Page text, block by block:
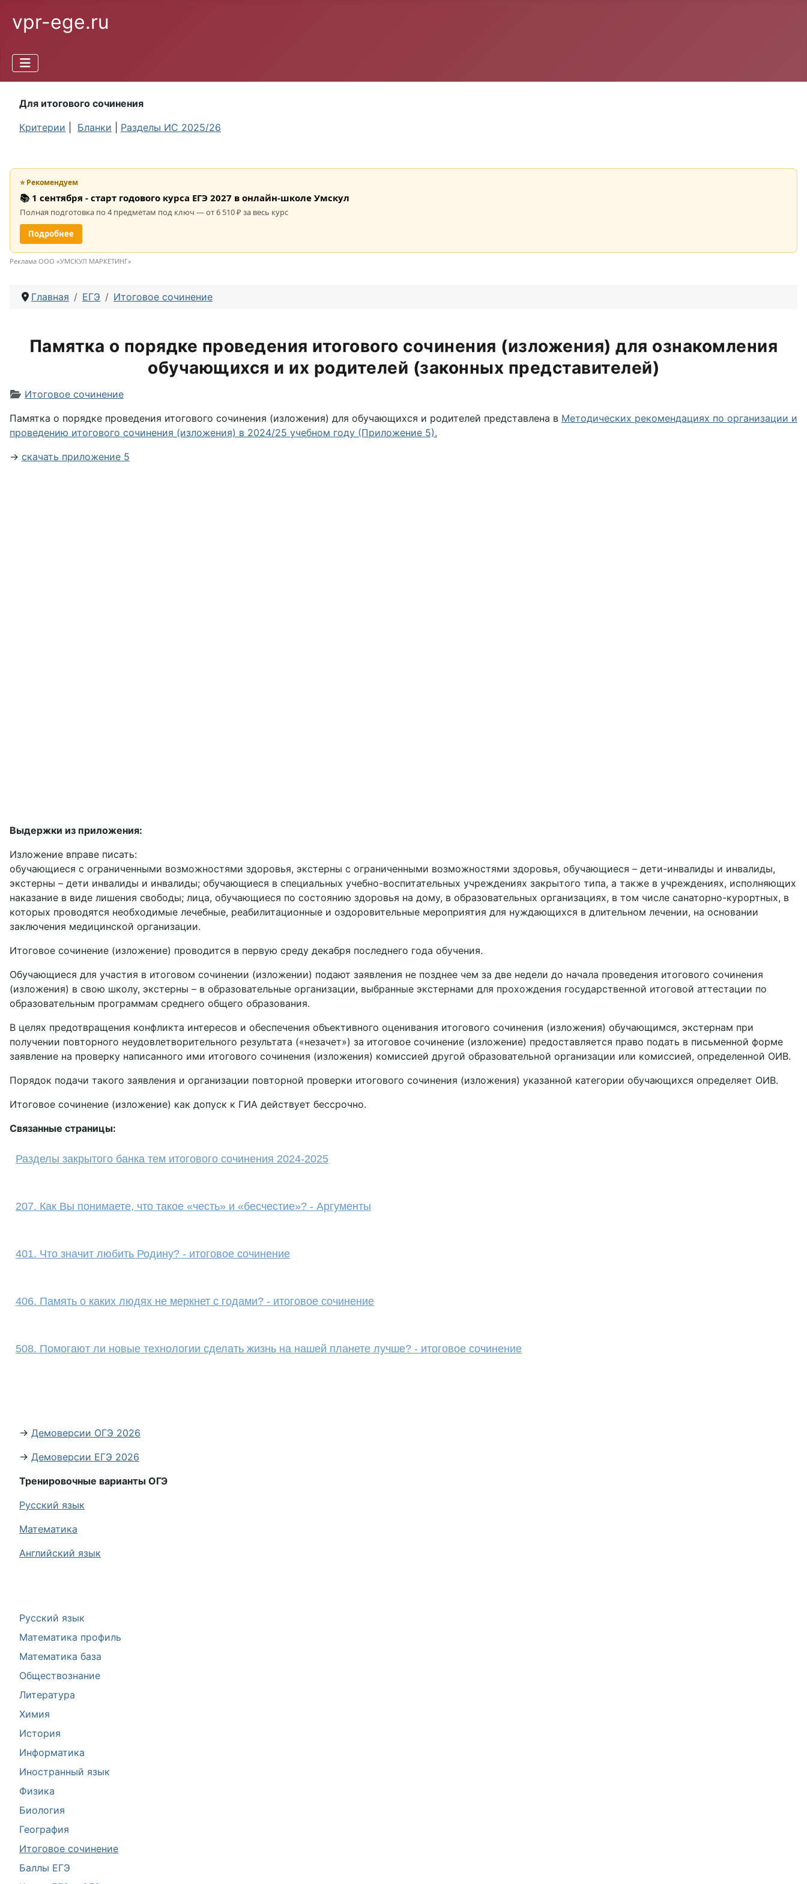
vpr-ege.ru
Для итогового сочинения
Критерии
Бланки Разделы ИС 2025/26
Русский язык
Математика профиль
Математика база
Обществознание
Литература
Химия
История
Информатика
Иностранный язык
Физика
Биология
География
Итоговое сочинение
Баллы ЕГЭ
⭐ Рекомендуем
📚 1 сентября - старт годового курса ЕГЭ 2027 в онлайн-школе Умскул
Полная подготовка по 4 предметам под ключ — от 6 510 ₽ за весь курс
Подробнее
Реклама ООО «УМСКУЛ МАРКЕТИНГ»
Главная ЕГЭ Итоговое сочинение
Памятка о порядке проведения итогового сочинения (изложения) для ознакомления
обучающихся и их родителей (законных представителей)
Информация о материале
Итоговое сочинение
Памятка о порядке проведения итогового сочинения (изложения) для обучающихся и родителей представлена в Методических рекомендациях по организации и
проведению итогового сочинения (изложения) в 2024/25 учебном году (Приложение 5).
→ скачать приложение 5
Выдержки из приложения:
Изложение вправе писать:
обучающиеся с ограниченными возможностями здоровья, экстерны с ограниченными возможностями здоровья, обучающиеся – дети-инвалиды и инвалиды,
экстерны – дети инвалиды и инвалиды; обучающиеся в специальных учебно-воспитательных учреждениях закрытого типа, а также в учреждениях, исполняющих
наказание в виде лишения свободы; лица, обучающиеся по состоянию здоровья на дому, в образовательных организациях, в том числе санаторно-курортных, в
которых проводятся необходимые лечебные, реабилитационные и оздоровительные мероприятия для нуждающихся в длительном лечении, на основании
заключения медицинской организации.
Итоговое сочинение (изложение) проводится в первую среду декабря последнего года обучения.
Обучающиеся для участия в итоговом сочинении (изложении) подают заявления не позднее чем за две недели до начала проведения итогового сочинения
(изложения) в свою школу, экстерны – в образовательные организации, выбранные экстернами для прохождения государственной итоговой аттестации по
образовательным программам среднего общего образования.
В целях предотвращения конфликта интересов и обеспечения объективного оценивания итогового сочинения (изложения) обучающимся, экстернам при
получении повторного неудовлетворительного результата («незачет») за итоговое сочинение (изложение) предоставляется право подать в письменной форме
заявление на проверку написанного ими итогового сочинения (изложения) комиссией другой образовательной организации или комиссией, определенной ОИВ.
Порядок подачи такого заявления и организации повторной проверки итогового сочинения (изложения) указанной категории обучающихся определяет ОИВ.
Итоговое сочинение (изложение) как допуск к ГИА действует бессрочно.
Связанные страницы:
Разделы закрытого банка тем итогового сочинения 2024-2025
207. Как Вы понимаете, что такое «честь» и «бесчестие»? - Аргументы
401. Что значит любить Родину? - итоговое сочинение
406. Память о каких людях не меркнет с годами? - итоговое сочинение
508. Помогают ли новые технологии сделать жизнь на нашей планете лучше? - итоговое сочинение
→ Демоверсии ОГЭ 2026
→ Демоверсии ЕГЭ 2026
Тренировочные варианты ОГЭ
Русский язык
Математика
Английский язык